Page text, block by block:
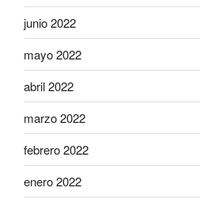
junio 2022
mayo 2022
abril 2022
marzo 2022
febrero 2022
enero 2022